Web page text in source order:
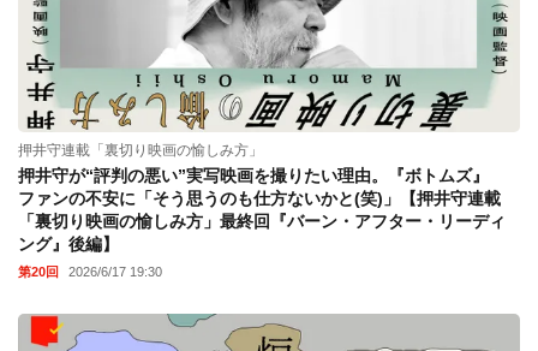
押井守連載「裏切り映画の愉しみ方」
押井守が“評判の悪い”実写映画を撮りたい理由。『ボトムズ』
ファンの不安に「そう思うのも仕方ないかと(笑)」【押井守連載
「裏切り映画の愉しみ方」最終回『バーン・アフター・リーディ
ング』後編】
第20回 2026/6/17 19:30